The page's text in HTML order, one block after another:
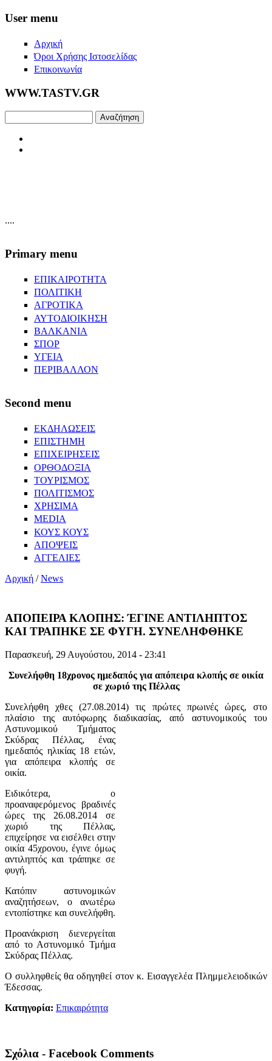
Skip to main content
User menu
Αρχική
Όροι Χρήσης Ιστοσελίδας
Επικοινωνία
WWW.TASTV.GR
....
Primary menu
ΕΠΙΚΑΙΡΟΤΗΤΑ
ΠΟΛΙΤΙΚΗ
ΑΓΡΟΤΙΚΑ
ΑΥΤΟΔΙΟΙΚΗΣΗ
ΒΑΛΚΑΝΙΑ
ΣΠΟΡ
ΥΓΕΙΑ
ΠΕΡΙΒΑΛΛΟΝ
Second menu
ΕΚΔΗΛΩΣΕΙΣ
ΕΠΙΣΤΗΜΗ
ΕΠΙΧΕΙΡΗΣΕΙΣ
ΟΡΘΟΔΟΞΙΑ
ΤΟΥΡΙΣΜΟΣ
ΠΟΛΙΤΙΣΜΟΣ
ΧΡΗΣΙΜΑ
MEDIA
ΚΟΥΣ ΚΟΥΣ
ΑΠΟΨΕΙΣ
ΑΓΓΕΛΙΕΣ
Αρχική /News
ΑΠΟΠΕΙΡΑ ΚΛΟΠΗΣ: ΈΓΙΝΕ ΑΝΤΙΛΗΠΤΟΣ
ΚΑΙ ΤΡΑΠΗΚΕ ΣΕ ΦΥΓΗ. ΣΥΝΕΛΗΦΘΗΚΕ
Παρασκευή, 29 Αυγούστου, 2014 - 23:41
Συνελήφθη 18χρονος ημεδαπός για απόπειρα κλοπής σε οικία
σε χωριό της Πέλλας
Συνελήφθη χθες (27.08.2014) τις πρώτες πρωινές ώρες, στο
πλαίσιο της αυτόφωρης διαδικασίας, από αστυνομικούς του
Αστυνομικού Τμήματος
Σκύδρας Πέλλας, ένας
ημεδαπός ηλικίας 18 ετών,
για απόπειρα κλοπής σε
οικία.
Ειδικότερα, ο
προαναφερόμενος βραδινές
ώρες της 26.08.2014 σε
χωριό της Πέλλας,
επιχείρησε να εισέλθει στην
οικία 45χρονου, έγινε όμως
αντιληπτός και τράπηκε σε
φυγή.
Κατόπιν αστυνομικών
αναζητήσεων, ο ανωτέρω
εντοπίστηκε και συνελήφθη.
Προανάκριση διενεργείται
από το Αστυνομικό Τμήμα
Σκύδρας Πέλλας.
Ο συλληφθείς θα οδηγηθεί στον κ. Εισαγγελέα Πλημμελειοδικών
Έδεσσας.
Κατηγορία: Επικαιρότητα
Σχόλια - Facebook Comments